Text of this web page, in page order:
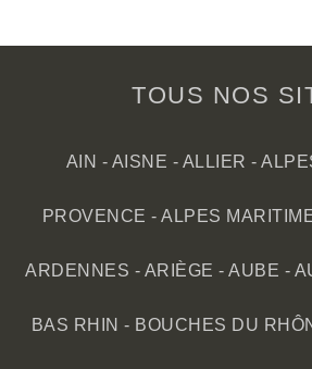
TOUS NOS
AIN - AISNE - ALLIER -
PROVENCE - ALPES
ARDENNES - ARIÈGE -AUBE -
BAS RHIN - BOUCHES DU